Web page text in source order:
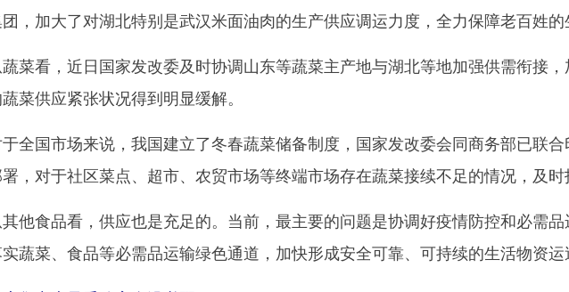
，加大了对湖北特别是武汉米面油肉的生产供应调运力度，全力保障老百姓的
看，近日国家发改委及时协调山东等蔬菜主产地与湖北等地加强供需衔接，
菜供应紧张状况得到明显缓解。
国市场来说，我国建立了冬春蔬菜储备制度，国家发改委会同商务部已联合
，对于社区菜点、超市、农贸市场等终端市场存在蔬菜接续不足的情况，及时
食品看，供应也是充足的。当前，最主要的问题是协调好疫情防控和必需
蔬菜、食品等必需品运输绿色通道，加快形成安全可靠、可持续的生活物资运